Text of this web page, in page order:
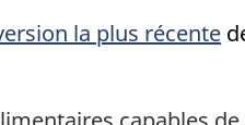
la plus récente